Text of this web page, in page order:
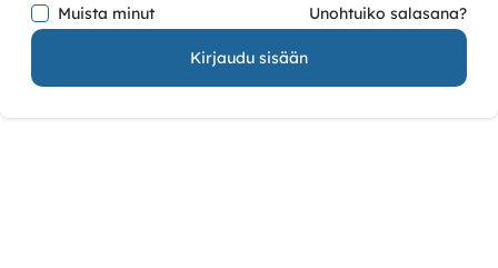
Muista minut Unohtuiko salasana?
Kirjaudu sisään